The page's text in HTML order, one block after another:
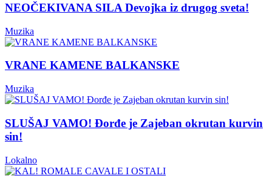
NEOČEKIVANA SILA Devojka iz drugog sveta!
Muzika
VRANE KAMENE BALKANSKE
Muzika
SLUŠAJ VAMO! Đorđe je Zajeban okrutan kurvin
sin!
Lokalno